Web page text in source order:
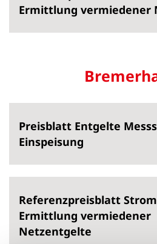
Ermittlung vermiedener
Preisblatt Entgelte
Einspeisung
Referenzpreisblatt
Ermittlung vermiedener
Netzentgelte